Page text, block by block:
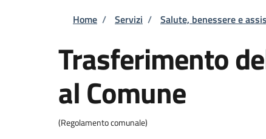
Briciole di pane
Home / Servizi / Salute, benessere e
Trasferimento
al Comune
(Regolamento comunale)